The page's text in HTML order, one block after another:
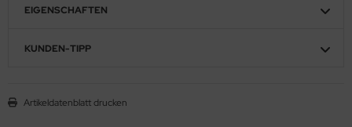
EIGENSCHAFTEN
KUNDEN-TIPP
Artikeldatenblatt drucken